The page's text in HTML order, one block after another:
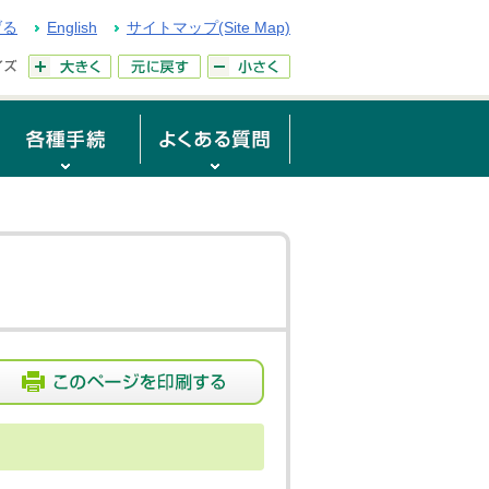
English サイトマップ(Site Map)